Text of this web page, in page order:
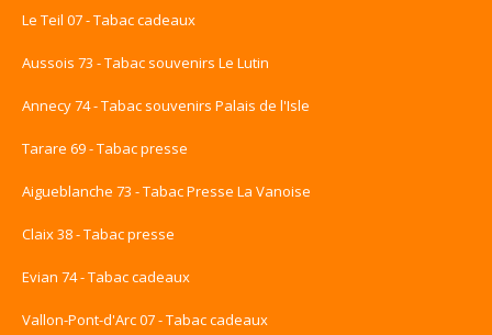
Le Teil 07 - Tabac cadeaux
Aussois 73 - Tabac souvenirs Le Lutin
Annecy 74 - Tabac souvenirs Palais de l'Isle
Tarare 69 - Tabac presse
Aigueblanche 73 - Tabac Presse La Vanoise
Claix 38 - Tabac presse
Evian 74 - Tabac cadeaux
Vallon-Pont-d'Arc 07 - Tabac cadeaux